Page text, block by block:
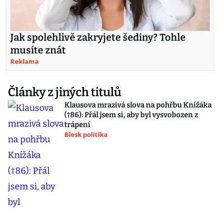
Jak spolehlivě zakryjete šediny? Tohle
musíte znát
Reklama
Články z jiných titulů
Klausova mrazivá slova na pohřbu Knížáka
(†86): Přál jsem si, aby byl vysvobozen z
trápení
Blesk politika